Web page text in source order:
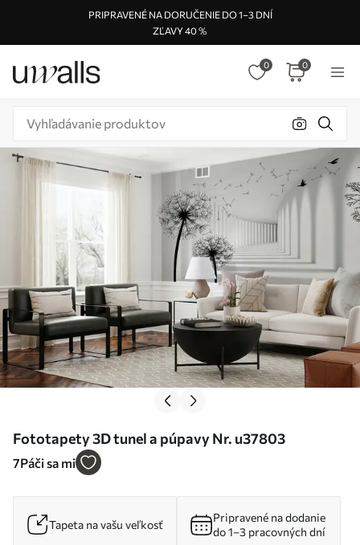
PRIPRAVENÉ NA DORUČENIE DO 1–3 DNÍ
ZĽAVY 40 %
0 0
Fototapety 3D tunel a púpavy Nr. u37803
7Páči sa mi
Tapeta na vašu veľkosť
Pripravené na dodanie
do 1–3 pracovných dní